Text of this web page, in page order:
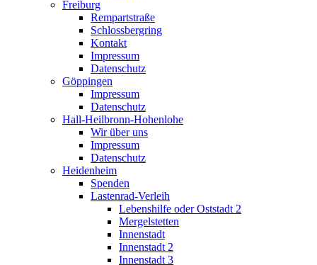
Freiburg
Rempartstraße
Schlossbergring
Kontakt
Impressum
Datenschutz
Göppingen
Impressum
Datenschutz
Hall-Heilbronn-Hohenlohe
Wir über uns
Impressum
Datenschutz
Heidenheim
Spenden
Lastenrad-Verleih
Lebenshilfe oder Oststadt 2
Mergelstetten
Innenstadt
Innenstadt 2
Innenstadt 3